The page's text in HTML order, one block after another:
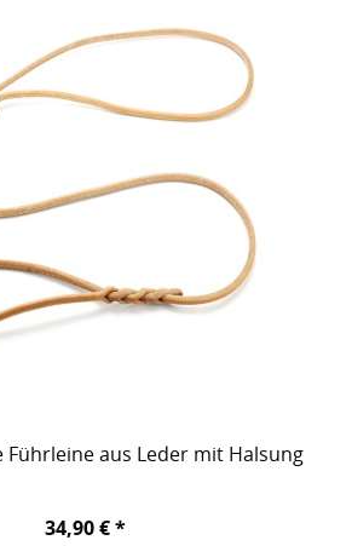
aus Leder mit Halsung
34,90 € *